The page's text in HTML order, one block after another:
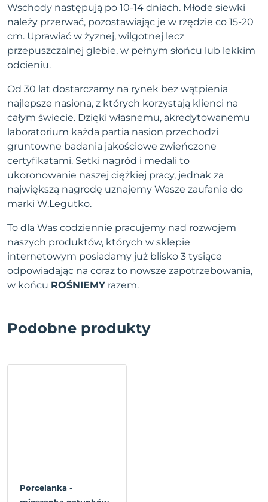
Wschody następują po 10-14 dniach. Młode siewki
należy przerwać, pozostawiając je w rzędzie co 15-20
cm. Uprawiać w żyznej, wilgotnej lecz
przepuszczalnej glebie, w pełnym słońcu lub lekkim
odcieniu.
Od 30 lat dostarczamy na rynek bez wątpienia
najlepsze nasiona, z których korzystają klienci na
całym świecie. Dzięki własnemu, akredytowanemu
laboratorium każda partia nasion przechodzi
gruntowne badania jakościowe zwieńczone
certyfikatami. Setki nagród i medali to
ukoronowanie naszej ciężkiej pracy, jednak za
największą nagrodę uznajemy Wasze zaufanie do
marki W.Legutko.
To dla Was codziennie pracujemy nad rozwojem
naszych produktów, których w sklepie
internetowym posiadamy już blisko 3 tysiące
odpowiadając na coraz to nowsze zapotrzebowania,
w końcu ROŚNIEMY razem.
Podobne produkty
Porcelanka -